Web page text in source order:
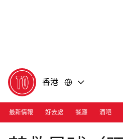
香港
最新情報 好去處 餐廳 酒吧
Photograph: Cara Hung